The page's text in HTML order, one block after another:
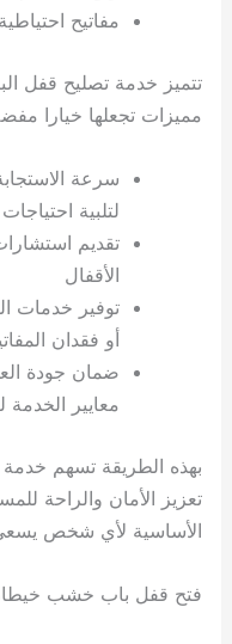
مفاتيح
تتميز خدمة تصليح قفل
مميزات تجعلها خيارا
سرعة
لتلبية
تقديم
الأقفال
توفير خدمات
أو فقدان
ضمان جودة
معايير
بهذه الطريقة تسهم
تعزيز الأمان والراحة
الأساسية لأي شخص
فتح قفل باب خشب